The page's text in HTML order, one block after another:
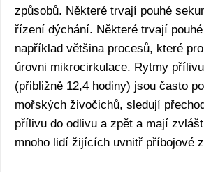
způsobů. Některé trvají pouhé
řízení dýchání. Některé trvají
například většina procesů, které
úrovni mikrocirkulace. Rytmy
(přibližně 12,4 hodiny) jsou často
mořských živočichů, sledují
přílivu do odlivu a zpět a mají
mnoho lidí žijících uvnitř příbojové